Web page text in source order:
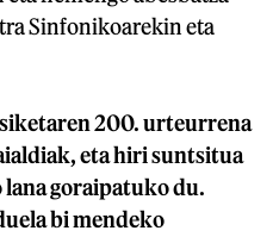
Sinfonikoarekin eta
200. urteurrena
eta hiri suntsitua
goraipatuko du.
bi mendeko